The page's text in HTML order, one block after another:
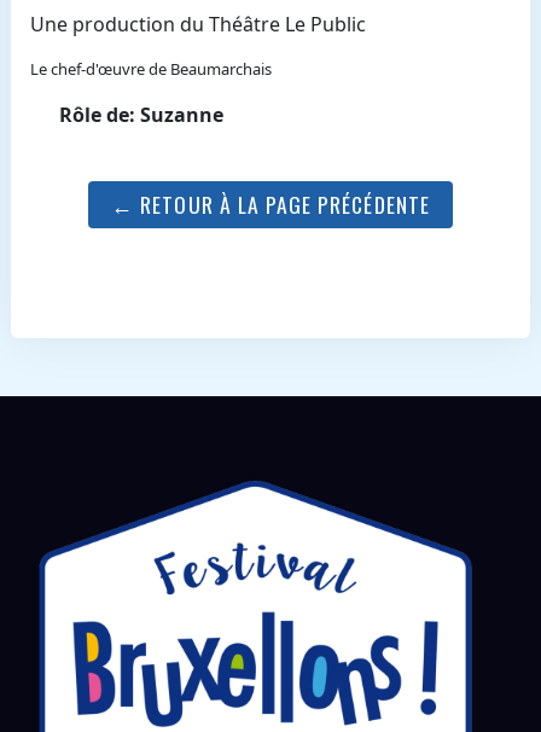
Une production du Théâtre Le Public
Le chef-d'œuvre de Beaumarchais
Rôle de: Suzanne
← RETOUR À LA PAGE PRÉCÉDENTE